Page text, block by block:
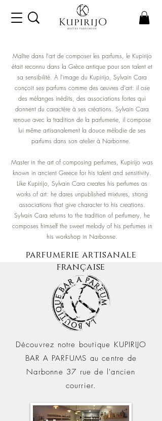
Découvrez notre boutique KUPIRIJO
BAR A PARFUMS au centre de
Narbonne 37 rue de l'ancien
courrier.
Maître dans l'art de composer les parfums, le Kupirijo
était reconnu dans la Grèce antique pour son talent et
sa sensibilité. A l'image du Kupirijo, Sylvain Cara
conçoit ses parfums comme des œuvres d'art: il ose
des mélanges inédits, des associations fortes qui
donnent du caractère à ses créations. Sylvain Cara
renoue avec la tradition de la parfumerie, il compose
lui même artisanalement la douce mélodie de ses
parfums dans son atelier à Narbonne.
Master in the art of composing perfumes, Kupirijo was
known in ancient Greece for his talent and sensitivity.
Like Kupirijo, Sylvain Cara creates his perfumes as
works of art: he dares unpublished mixtures, strong
associations that give character to his creations.
Sylvain Cara returns to the tradition of perfumery, he
composes himself the sweet melody of his perfumes in
his workshop in Narbonne.
parfumerie artisanale
française